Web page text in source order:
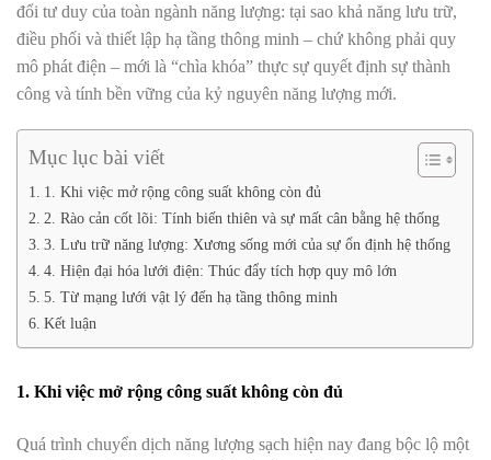
đổi tư duy của toàn ngành năng lượng: tại sao khả năng lưu trữ,
điều phối và thiết lập hạ tầng thông minh – chứ không phải quy
mô phát điện – mới là “chìa khóa” thực sự quyết định sự thành
công và tính bền vững của kỷ nguyên năng lượng mới.
Mục lục bài viết
1. Khi việc mở rộng công suất không còn đủ
2. Rào cản cốt lõi: Tính biến thiên và sự mất cân bằng hệ thống
3. Lưu trữ năng lượng: Xương sống mới của sự ổn định hệ thống
4. Hiện đại hóa lưới điện: Thúc đẩy tích hợp quy mô lớn
5. Từ mạng lưới vật lý đến hạ tầng thông minh
Kết luận
1. Khi việc mở rộng công suất không còn đủ
Quá trình chuyển dịch năng lượng sạch hiện nay đang bộc lộ một